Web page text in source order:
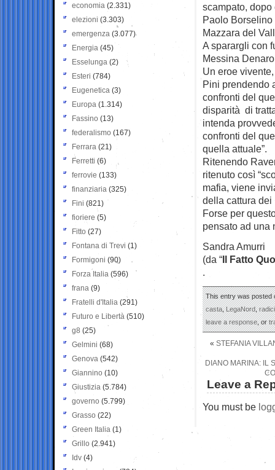
scampato,
Paolo Borselino
Mazzara del
A sparargli con
Messina
Un eroe
Pini prendendo
confronti del
disparità di
intenda
confronti del
quella attuale”.
Ritenendo
ritenuto così
mafia, viene
della cattura dei
Forse per
pensato ad una
Sandra Amurri
(da “Il Fatto
.
This entry was posted
casta,LegaNord,
leave a response, or
« STEFANIA
DIANO MARINA: IL
Leave a
You must be
economia (2.331)
elezioni (3.303)
emergenza (3.077)
Energia (45)
Esselunga (2)
Esteri (784)
Eugenetica (3)
Europa (1.314)
Fassino (13)
federalismo (167)
Ferrara (21)
Ferretti (6)
ferrovie (133)
finanziaria (325)
Fini (821)
fioriere (5)
Fitto (27)
Fontana di Trevi (1)
Formigoni (90)
Forza Italia (596)
frana (9)
Fratelli d'Italia (291)
Futuro e Libertà (510)
g8 (25)
Gelmini (68)
Genova (542)
Giannino (10)
Giustizia (5.784)
governo (5.799)
Grasso (22)
Green Italia (1)
Grillo (2.941)
Idv (4)